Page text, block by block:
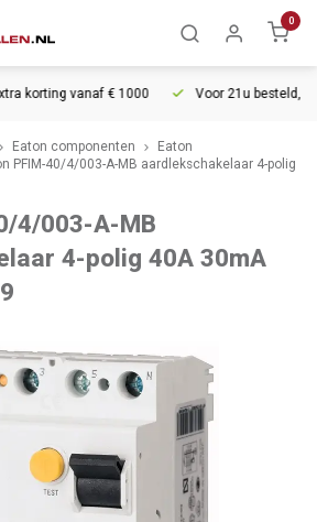
0
korting vanaf € 1000 Voor 21u besteld,
Eaton componenten
Eaton
PFIM-40/4/003-A-MB aardlekschakelaar 4-polig
4/003-A-MB
4-polig 40A 30mA